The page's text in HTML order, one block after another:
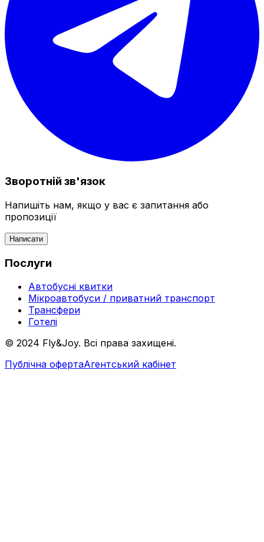
Зворотній зв'язок
Напишіть нам, якщо у вас є запитання або
пропозиції
Написати
Послуги
Автобусні квитки
Мікроавтобуси / приватний транспорт
Трансфери
Готелі
© 2024 Fly&Joy. Всі права захищені.
Публічна офертаАгентський кабінет